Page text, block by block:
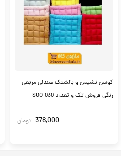
کوسن نشیمن و بالشتک صندلی مربعی
رنگی فروش تک و تعداد SOO-030
378,000 تومان